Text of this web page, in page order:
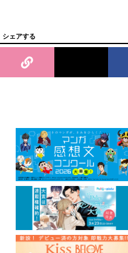
シェアする